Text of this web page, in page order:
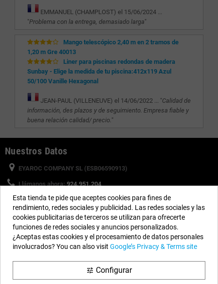
EMMANUEL (CHAMPLOST) el 15/06/2024 ...
"Problema con la entrega, demasiado larga"
Mango telescópico 2,40 m en 2 tramos de
1,20 m Gre 40013
Liner para piscinas redondas de madera
Sunbay - Elige la medida de tu piscina:412x119 Azul
50/100 Vanille Hexagonal
JEAN-PAUL (VILLENEUVE) el 14/06/2022 ... "Calidad de
información, des plazos y de seguimiento. Empresa fiable y
buena relación calidad/ precio."
Nuestros Datos
EYAROC COMPANY SL (ESB06590913)
Llámanos ahora:924.951.204
Horario:Lunes a Viernes: 9h a 14h y 15h a 18h
Email: info@piscinasdesmontables.com
Síguenos
Esta tienda te pide que aceptes cookies para fines de
rendimiento, redes sociales y publicidad. Las redes sociales y las
cookies publicitarias de terceros se utilizan para ofrecerte
funciones de redes sociales y anuncios personalizados.
¿Aceptas estas cookies y el procesamiento de datos personales
involucrados? You can also visit Google’s Privacy & Terms site
tune Configurar